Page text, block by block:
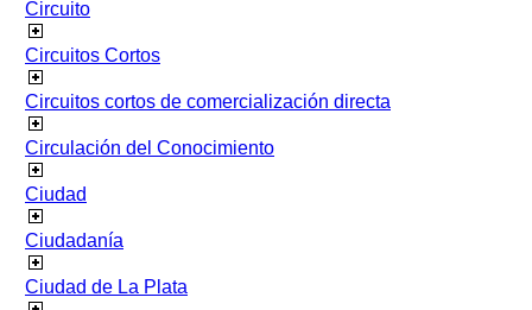
Circuito
Circuitos Cortos
Circuitos cortos de comercialización directa
Circulación del Conocimiento
Ciudad
Ciudadanía
Ciudad de La Plata